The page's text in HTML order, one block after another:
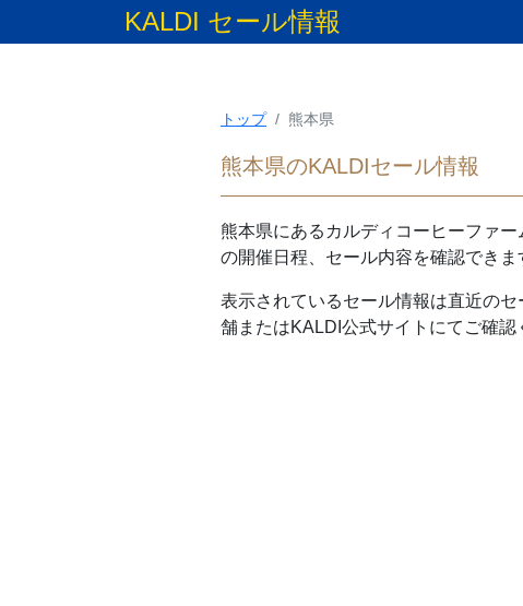
KALDI セール情報
トップ 熊本県
熊本県のKALDIセール情報
熊本県にあるカルディコーヒーファ
の開催日程、セール内容を確認できま
表示されているセール情報は直近の
舗またはKALDI公式サイトにてご確認